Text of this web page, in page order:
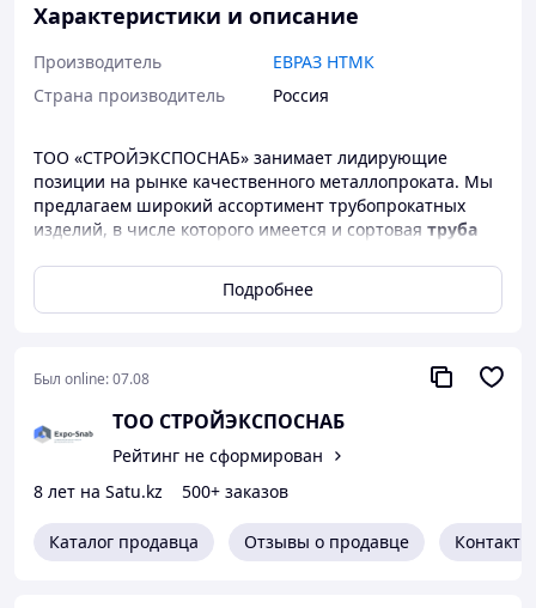
Характеристики и описание
Производитель
ЕВРАЗ НТМК
Страна производитель
Россия
ТОО «СТРОЙЭКСПОСНАБ» занимает лидирующие
позиции на рынке качественного металлопроката. Мы
предлагаем широкий ассортимент трубопрокатных
изделий, в числе которого имеется и сортовая труба
которой самая выгодная в Астане.
Что представляют собой трубы стальные
Труба прямоугольная
– разновидность черного
металлопроката полого внутри. Для изготовления
профильной трубы прямоугольной используются
легированные углеродистые стали качественных
марок. Холоднокатаные или горячекатаные заготовки в
автоматических станках с последующим
электросвариванием торцевых сторон. Получившийся
Подробнее
Был online:07.08
ТОО СТРОЙЭКСПОСНАБ
Рейтинг не сформирован
8 лет на Satu.kz
500+ заказов
Каталог продавца Отзывы о продавце Контакты